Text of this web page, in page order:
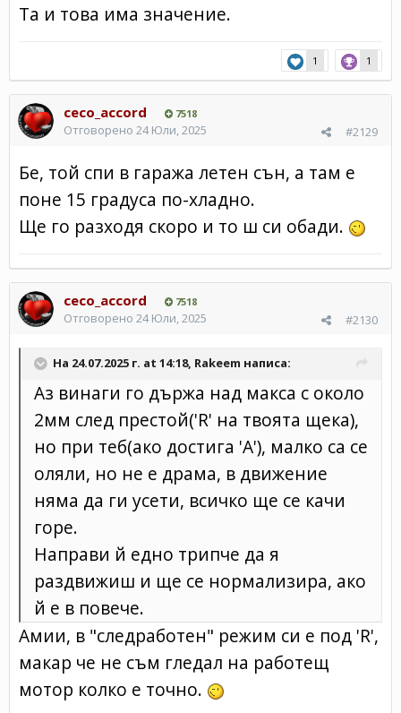
Та и това има значение.
1 1
ceco_accord 7518
#2129
Отговорено 24 Юли, 2025
Бе, той спи в гаража летен сън, а там е
поне 15 градуса по-хладно.
Ще го разходя скоро и то ш си обади.
ceco_accord 7518
#2130
Отговорено 24 Юли, 2025
На 24.07.2025 г. at 14:18, Rakeem написа:
Аз винаги го държа над макса с около
2мм след престой('R' на твоята щека),
но при теб(ако достига 'А'), малко са се
оляли, но не е драма, в движение
няма да ги усети, всичко ще се качи
горе.
Направи й едно трипче да я
раздвижиш и ще се нормализира, ако
й е в повече.
Амии, в "следработен" режим си е под 'R',
макар че не съм гледал на работещ
мотор колко е точно.